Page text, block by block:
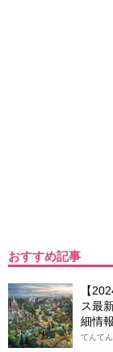
おすすめ記事
【
ス最
細情
てんてん